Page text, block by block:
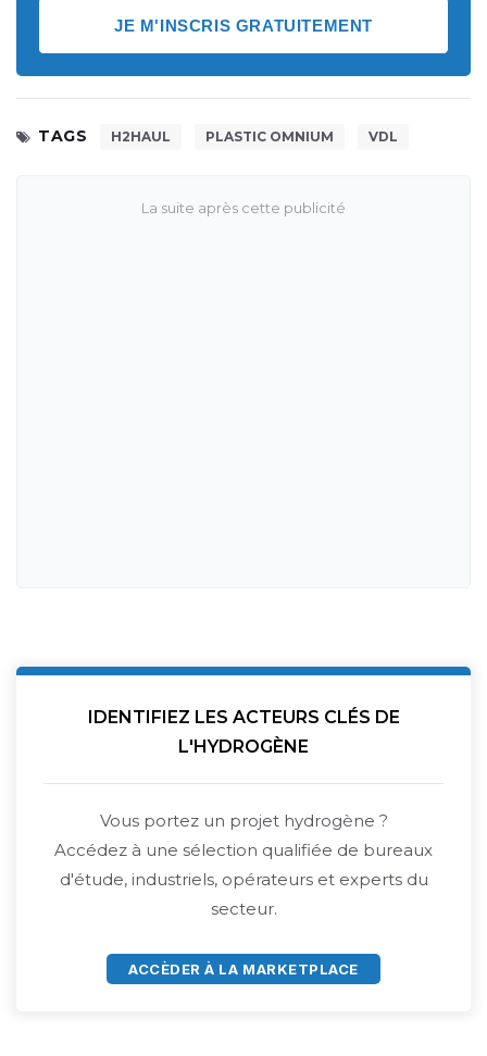
JE M'INSCRIS GRATUITEMENT
TAGS H2HAUL PLASTIC OMNIUM VDL
IDENTIFIEZ LES ACTEURS CLÉS DE
L'HYDROGÈNE
Vous portez un projet hydrogène ?
Accédez à une sélection qualifiée de bureaux
d'étude, industriels, opérateurs et experts du
secteur.
ACCÈDER À LA MARKETPLACE